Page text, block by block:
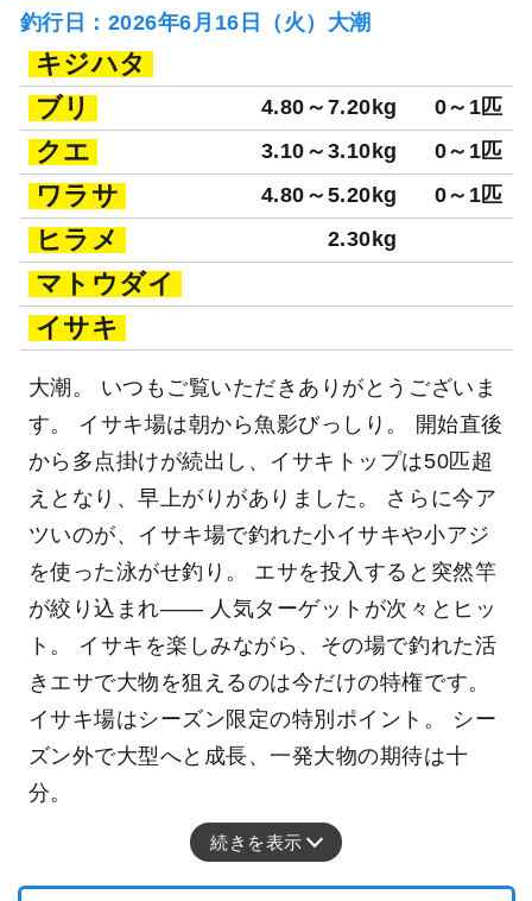
釣行日：2026年6月16日（火）大潮
キジハタ
ブリ
4.80～7.20kg 0～1匹
クエ 3.10～3.10kg 0～1匹
ワラサ 4.80～5.20kg 0～1匹
ヒラメ 2.30kg
マトウダイ
イサキ
大潮。 いつもご覧いただきありがとうございま
す。 イサキ場は朝から魚影びっしり。 開始直後
から多点掛けが続出し、イサキトップは50匹超
えとなり、早上がりがありました。 さらに今ア
ツいのが、イサキ場で釣れた小イサキや小アジ
を使った泳がせ釣り。 エサを投入すると突然竿
が絞り込まれ―― 人気ターゲットが次々とヒッ
ト。 イサキを楽しみながら、その場で釣れた活
きエサで大物を狙えるのは今だけの特権です。
イサキ場はシーズン限定の特別ポイント。 シー
ズン外で大型へと成長、一発大物の期待は十
分。
続きを表示